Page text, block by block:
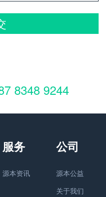
8348 9244
源本资讯
源本公益
关于我们